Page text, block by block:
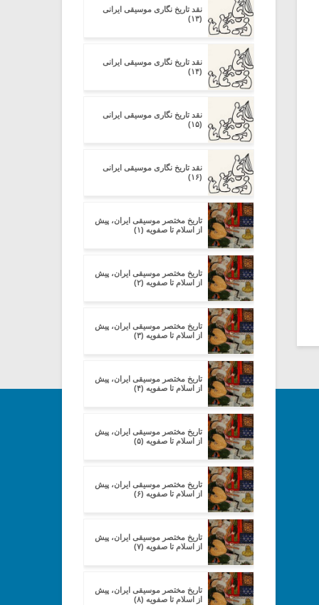
نقد تاریخ نگاری موسیقی ایرانی
(۱۳)
نقد تاریخ نگاری موسیقی ایرانی
(۱۴)
نقد تاریخ نگاری موسیقی ایرانی
(۱۵)
نقد تاریخ نگاری موسیقی ایرانی
(۱۶)
تاریخ مختصر موسیقی ایران، پیش
از اسلام تا صفویه (۱)
تاریخ مختصر موسیقی ایران، پیش
از اسلام تا صفویه (۲)
تاریخ مختصر موسیقی ایران، پیش
از اسلام تا صفویه (۳)
تاریخ مختصر موسیقی ایران، پیش
از اسلام تا صفویه (۴)
تاریخ مختصر موسیقی ایران، پیش
از اسلام تا صفویه (۵)
تاریخ مختصر موسیقی ایران، پیش
از اسلام تا صفویه (۶)
تاریخ مختصر موسیقی ایران، پیش
از اسلام تا صفویه (۷)
تاریخ مختصر موسیقی ایران، پیش
از اسلام تا صفویه (۸)